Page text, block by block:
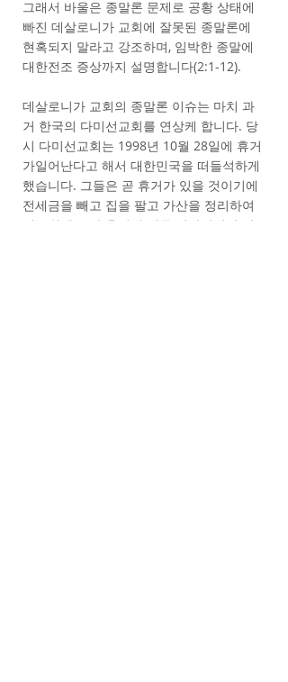
그래서 바울은 종말론 문제로 공황 상태에
빠진 데살로니가 교회에 잘못된 종말론에
현혹되지 말라고 강조하며, 임박한 종말에
대한전조 증상까지 설명합니다(2:1-12).
데살로니가 교회의 종말론 이슈는 마치 과
거 한국의 다미선교회를 연상케 합니다. 당
시 다미선교회는 1998년 10월 28일에 휴거
가일어난다고 해서 대한민국을 떠들석하게
했습니다. 그들은 곧 휴거가 있을 것이기에
전세금을 빼고 집을 팔고 가산을 정리하여
기도원에 모여 휴거의 때를 기다렸지만 결